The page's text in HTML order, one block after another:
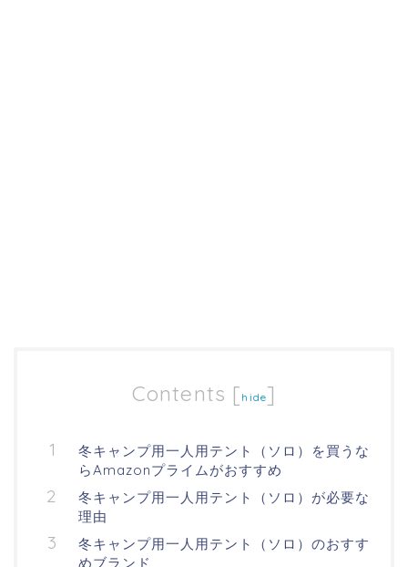
Contents [ hide]
冬キャンプ用一人用テント（ソロ）を買うな
らAmazonプライムがおすすめ
冬キャンプ用一人用テント（ソロ）が必要な
理由
冬キャンプ用一人用テント（ソロ）のおすす
めブランド